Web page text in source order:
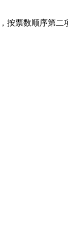
按票数顺序第二